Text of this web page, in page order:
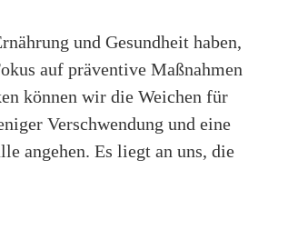
und Gesundheit haben,
auf präventive Maßnahmen
können wir die Weichen für
Verschwendung und eine
angehen. Es liegt an uns, die